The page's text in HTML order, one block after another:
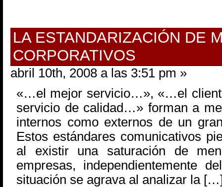
LA ESTANDARIZACIÓN DE
CORPORATIVOS
abril 10th, 2008 a las 3:51 pm »
«…el mejor servicio…», «…el
servicio de calidad…» forman a
internos como externos de un
Estos estándares comunicativos
al existir una saturación de
empresas, independientemente
situación se agrava al analizar la